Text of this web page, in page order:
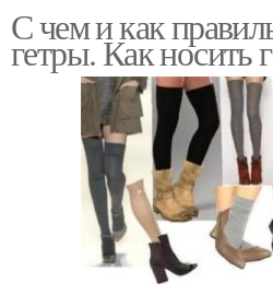
С чем и как
гетры. Как носить